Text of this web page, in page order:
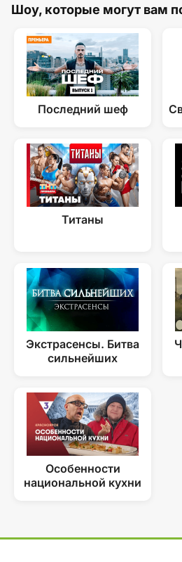
Шоу, которые могут вам
Последний шеф
Титаны
Экстрасенсы. Битва
сильнейших
Особенности
национальной кухни